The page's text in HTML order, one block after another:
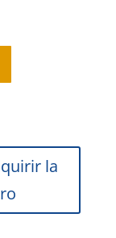
la